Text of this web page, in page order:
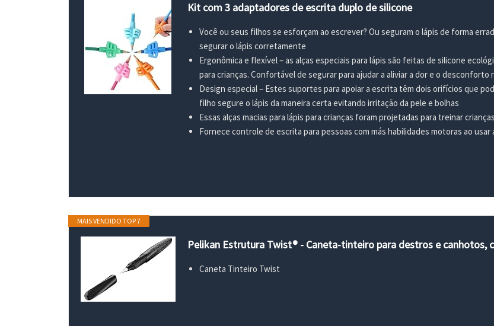
Kit com 3 adaptadores de escrita duplo de silicone
Você ou seus filhos se esforçam ao escrever? Ou seguram o lápis de forma
segurar o lápis corretamente
Ergonômica e flexível – as alças especiais para lápis são feitas de silicone
para crianças. Confortável de segurar para ajudar a aliviar a dor e o desconforto
Design especial – Estes suportes para apoiar a escrita têm dois orifícios que
filho segure o lápis da maneira certa evitando irritação da pele e bolhas
Essas alças macias para lápis para crianças foram projetadas para treinar
Fornece controle de escrita para pessoas com más habilidades motoras ao usar
MAIS VENDIDO TOP 7
Pelikan Estrutura Twist® - Caneta-tinteiro para destros e canhotos,
Caneta Tinteiro Twist